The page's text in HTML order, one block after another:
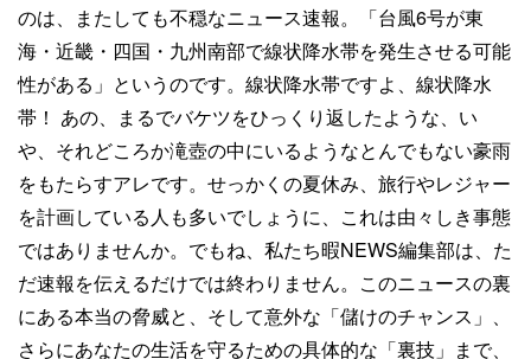
のは、またしても不穏なニュース速報。「台風6号が東
海・近畿・四国・九州南部で線状降水帯を発生させる可能
性がある」というのです。線状降水帯ですよ、線状降水
帯！ あの、まるでバケツをひっくり返したような、い
や、それどころか滝壺の中にいるようなとんでもない豪雨
をもたらすアレです。せっかくの夏休み、旅行やレジャー
を計画している人も多いでしょうに、これは由々しき事態
ではありませんか。でもね、私たち暇NEWS編集部は、た
だ速報を伝えるだけでは終わりません。このニュースの裏
にある本当の脅威と、そして意外な「儲けのチャンス」、
さらにあなたの生活を守るための具体的な「裏技」まで、